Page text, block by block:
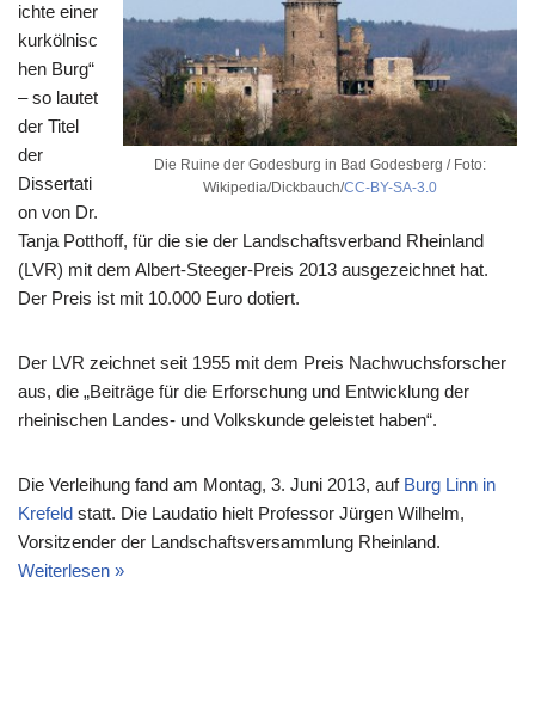
Die Ruine der Godesburg in Bad Godesberg / Foto:
Wikipedia/Dickbauch/CC-BY-SA-3.0
ichte einer
kurkölnisc
hen Burg“
– so lautet
der Titel
der
Dissertati
on von Dr.
Tanja Potthoff, für die sie der Landschaftsverband Rheinland
(LVR) mit dem Albert-Steeger-Preis 2013 ausgezeichnet hat.
Der Preis ist mit 10.000 Euro dotiert.
Der LVR zeichnet seit 1955 mit dem Preis Nachwuchsforscher
aus, die „Beiträge für die Erforschung und Entwicklung der
rheinischen Landes- und Volkskunde geleistet haben“.
Die Verleihung fand am Montag, 3. Juni 2013, auf Burg Linn in
Krefeld statt. Die Laudatio hielt Professor Jürgen Wilhelm,
Vorsitzender der Landschaftsversammlung Rheinland.
Weiterlesen »